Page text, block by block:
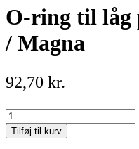
O-ring til låg
/ Magna
92,70 kr.
O-
ring
til
Tilføj til kurv